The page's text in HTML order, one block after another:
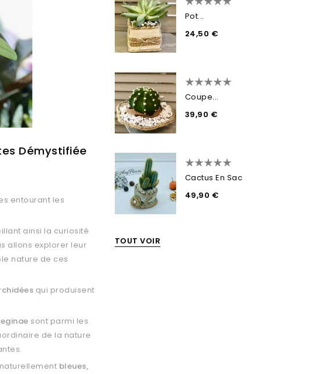
Démystifiée
entourant les
ainsi la curiosité
allons explorer leur
nature de ces
qui produisent
sont parmi les
de la nature
naturellement bleues,
Pot...
24,50 €
Coupe...
39,90 €
Cactus En Sac
49,90 €
TOUT VOIR